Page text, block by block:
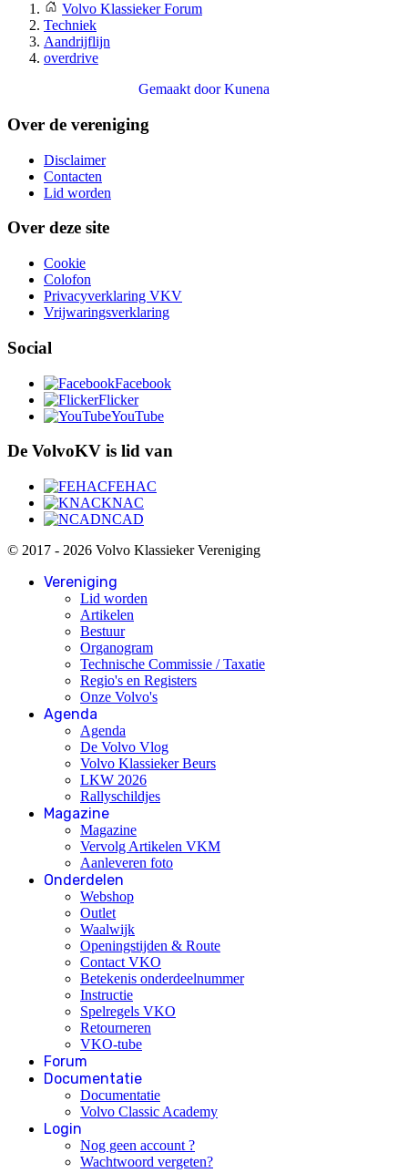
Volvo Klassieker Forum
Techniek
Aandrijflijn
overdrive
Gemaakt doorKunena
Over de vereniging
Disclaimer
Contacten
Lid worden
Over deze site
Cookie
Colofon
Privacyverklaring VKV
Vrijwaringsverklaring
Social
Facebook
Flicker
YouTube
De VolvoKV is lid van
FEHAC
KNAC
NCAD
© 2017 - 2026 Volvo Klassieker Vereniging
Vereniging
Lid worden
Artikelen
Bestuur
Organogram
Technische Commissie / Taxatie
Regio's en Registers
Onze Volvo's
Agenda
Agenda
De Volvo Vlog
Volvo Klassieker Beurs
LKW 2026
Rallyschildjes
Magazine
Magazine
Vervolg Artikelen VKM
Aanleveren foto
Onderdelen
Webshop
Outlet
Waalwijk
Openingstijden & Route
Contact VKO
Betekenis onderdeelnummer
Instructie
Spelregels VKO
Retourneren
VKO-tube
Forum
Documentatie
Documentatie
Volvo Classic Academy
Login
Nog geen account ?
Wachtwoord vergeten?